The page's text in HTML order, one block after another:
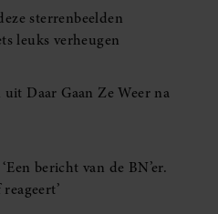
sterrenbeelden
leuks verheugen
Daar Gaan Ze Weer na
bericht van de BN’er.